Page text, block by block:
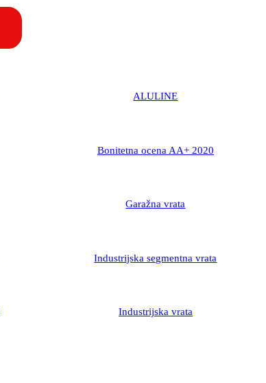
ALULINE
Bonitetna ocena AA+ 2020
Garažna vrata
Industrijska segmentna vrata
Industrijska vrata